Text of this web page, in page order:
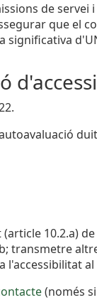
de servei
que el
10.2.a)
transmetre
l'accessibilitat al
(només